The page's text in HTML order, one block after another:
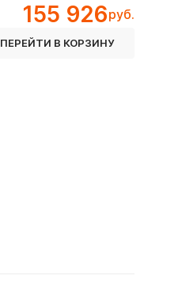
155 926руб.
ПЕРЕЙТИ В КОРЗИНУ